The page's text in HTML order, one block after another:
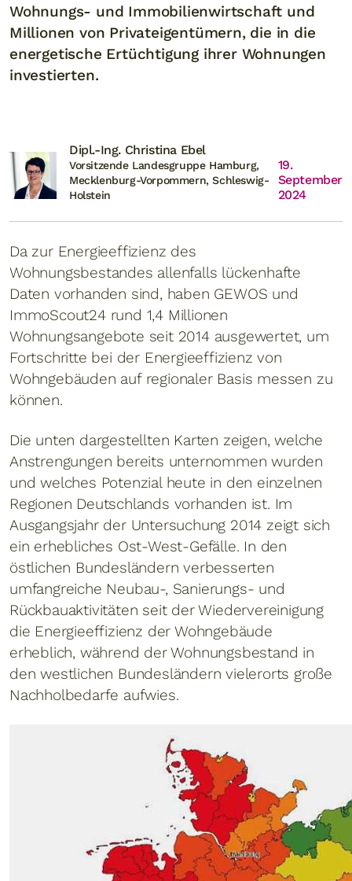
Wohnungs- und Immobilienwirtschaft und
Millionen von Privateigentümern, die in die
energetische Ertüchtigung ihrer Wohnungen
investierten.
Dipl.-Ing. Christina Ebel
Vorsitzende Landesgruppe Hamburg,
Mecklenburg-Vorpommern, Schleswig-
Holstein
19.
September
2024
Da zur Energieeffizienz des
Wohnungsbestandes allenfalls lückenhafte
Daten vorhanden sind, haben GEWOS und
ImmoScout24 rund 1,4 Millionen
Wohnungsangebote seit 2014 ausgewertet, um
Fortschritte bei der Energieeffizienz von
Wohngebäuden auf regionaler Basis messen zu
können.
Die unten dargestellten Karten zeigen, welche
Anstrengungen bereits unternommen wurden
und welches Potenzial heute in den einzelnen
Regionen Deutschlands vorhanden ist. Im
Ausgangsjahr der Untersuchung 2014 zeigt sich
ein erhebliches Ost-West-Gefälle. In den
östlichen Bundesländern verbesserten
umfangreiche Neubau-, Sanierungs- und
Rückbauaktivitäten seit der Wiedervereinigung
die Energieeffizienz der Wohngebäude
erheblich, während der Wohnungsbestand in
den westlichen Bundesländern vielerorts große
Nachholbedarfe aufwies.